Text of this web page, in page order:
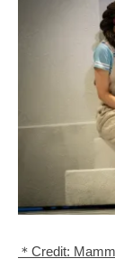
＊Credit: